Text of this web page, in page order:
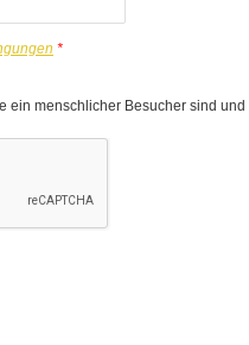
*
ein menschlicher Besucher sind